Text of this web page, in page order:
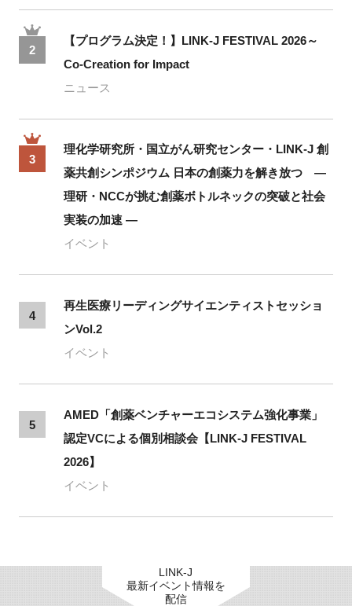
2
【プログラム決定！】LINK-J FESTIVAL 2026～
Co-Creation for Impact
ニュース
3
理化学研究所・国立がん研究センター・LINK-J 創
薬共創シンポジウム 日本の創薬力を解き放つ ―
理研・NCCが挑む創薬ボトルネックの突破と社会
実装の加速 ―
イベント
4
再生医療リーディングサイエンティストセッショ
ンVol.2
イベント
5
AMED「創薬ベンチャーエコシステム強化事業」
認定VCによる個別相談会【LINK-J FESTIVAL
2026】
イベント
LINK-J
最新イベント情報を
配信